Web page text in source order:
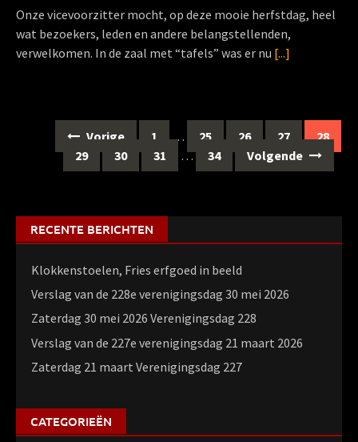
Onze vicevoorzitter mocht, op deze mooie herfstdag, heel
wat bezoekers, leden en andere belangstellenden,
verwelkomen. In de zaal met “tafels” was er nu [...]
Berichten
navigatie
Vorige 1 … 25 26 27
28
29
30 31 … 34 Volgende
RECENTE BERICHTEN
Klokkenstoelen, Fries erfgoed in beeld
Verslag van de 228e verenigingsdag 30 mei 2026
Zaterdag 30 mei 2026 Verenigingsdag 228
Verslag van de 227e verenigingsdag 21 maart 2026
Zaterdag 21 maart Verenigingsdag 227
CATEGORIEËN